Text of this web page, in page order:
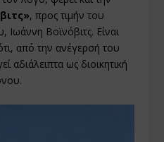
, προς τιμήν του
Βοϊνόβιτς. Είναι
από την ανέγερσή του
αδιάλειπτα ως διοικητική